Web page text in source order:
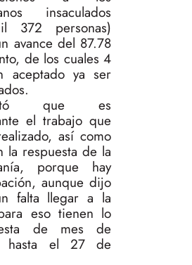
insaculados
372 personas)
avance del 87.78
de los cuales 4
aceptado ya ser
que es
el trabajo que
así como
la respuesta de la
porque hay
aunque dijo
falta llegar a la
eso tienen lo
de mes de
hasta el 27 de